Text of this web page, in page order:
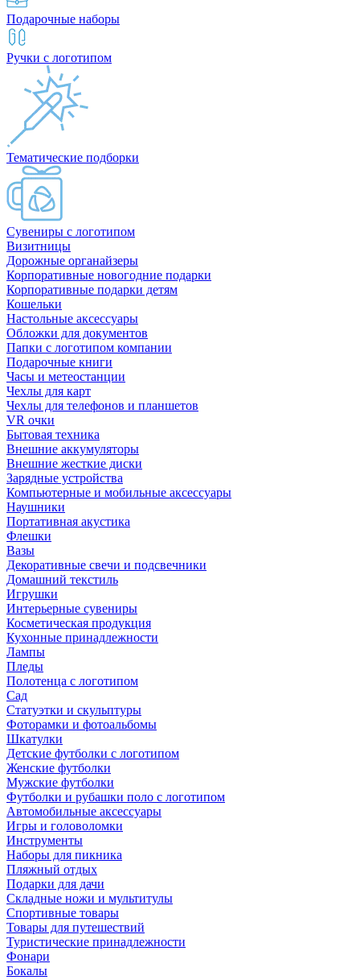
Подарочные наборы
Ручки с логотипом
Тематические подборки
Сувениры с логотипом
Визитницы
Дорожные органайзеры
Корпоративные новогодние подарки
Корпоративные подарки детям
Кошельки
Настольные аксессуары
Обложки для документов
Папки с логотипом компании
Подарочные книги
Часы и метеостанции
Чехлы для карт
Чехлы для телефонов и планшетов
VR очки
Бытовая техника
Внешние аккумуляторы
Внешние жесткие диски
Зарядные устройства
Компьютерные и мобильные аксессуары
Наушники
Портативная акустика
Флешки
Вазы
Декоративные свечи и подсвечники
Домашний текстиль
Игрушки
Интерьерные сувениры
Косметическая продукция
Кухонные принадлежности
Лампы
Пледы
Полотенца с логотипом
Сад
Статуэтки и скульптуры
Фоторамки и фотоальбомы
Шкатулки
Детские футболки с логотипом
Женские футболки
Мужские футболки
Футболки и рубашки поло с логотипом
Автомобильные аксессуары
Игры и головоломки
Инструменты
Наборы для пикника
Пляжный отдых
Подарки для дачи
Складные ножи и мультитулы
Спортивные товары
Товары для путешествий
Туристические принадлежности
Фонари
Бокалы